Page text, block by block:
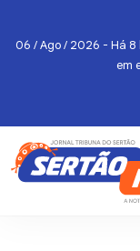
06 / Ago / 2026 - Há
em